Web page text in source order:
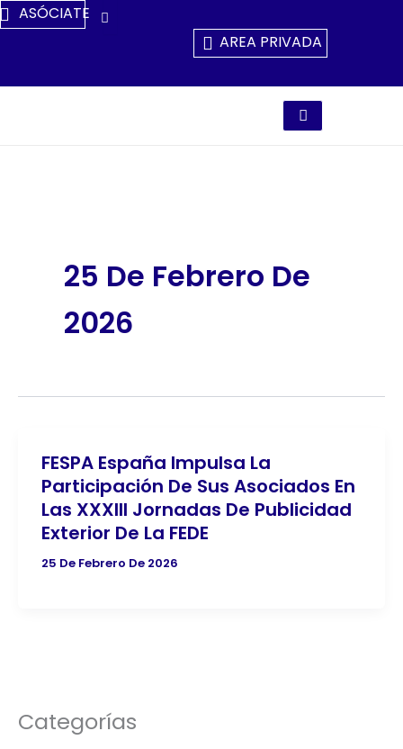
Ir ASÓCIATE
AREA PRIVADA
25 De Febrero De
2026
FESPA España Impulsa La
Participación De Sus Asociados En
Las XXXIII Jornadas De Publicidad
Exterior De La FEDE
25 De Febrero De 2026
Categorías